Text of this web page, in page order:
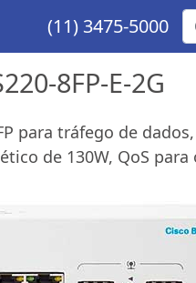
(11) 3475-5000
8FP-E-2G
para tráfego de
de 130W, QoS